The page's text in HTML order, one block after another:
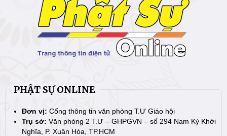
PHẬT SỰ ONLINE
Đơn vị: Cổng thông tin văn phòng T.Ư Giáo hội
Trụ sở: Văn phòng 2 T.Ư – GHPGVN – số 294 Nam Kỳ Khởi
Nghĩa, P. Xuân Hòa, TP.HCM